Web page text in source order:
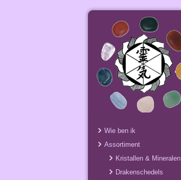
Wie ben ik
Assortiment
Kristallen & Mineralen
Drakenschedels